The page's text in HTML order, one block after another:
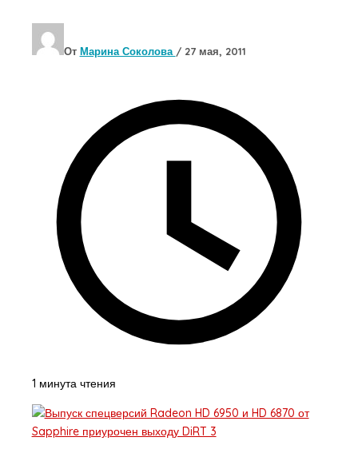
От Марина Соколова / 27 мая, 2011
1 минута чтения